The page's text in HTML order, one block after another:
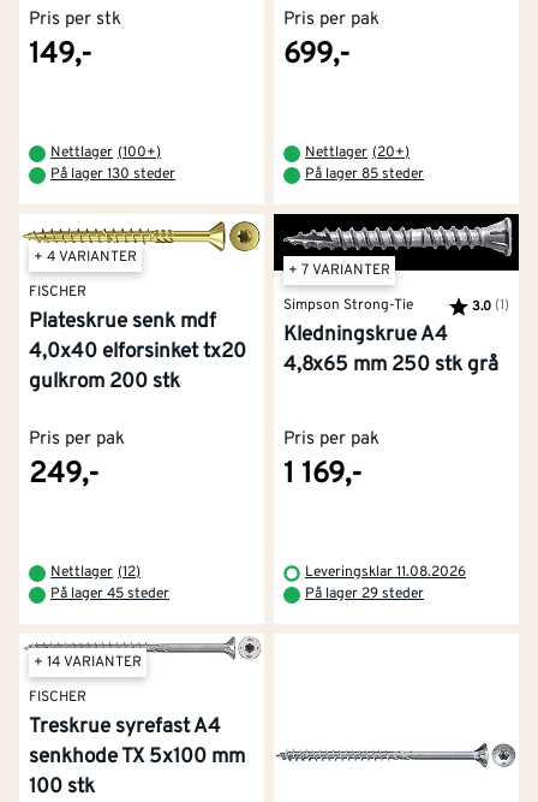
Pris per stk
149,-
Nettlager (100+)
På lager 130 steder
Pris per pak
699,-
Nettlager (20+)
På lager 85 steder
+ 4 VARIANTER
FISCHER
Plateskrue senk mdf
4,0x40 elforsinket tx20
gulkrom 200 stk
Pris per pak
249,-
Nettlager (12)
På lager 45 steder
+ 7 VARIANTER
Simpson Strong-Tie
Karakter:
3.0 (1)
Kledningskrue A4
4,8x65 mm 250 stk grå
Pris per pak
1 169,-
Leveringsklar 11.08.2026
På lager 29 steder
+ 14 VARIANTER
FISCHER
Treskrue syrefast A4
senkhode TX 5x100 mm
100 stk